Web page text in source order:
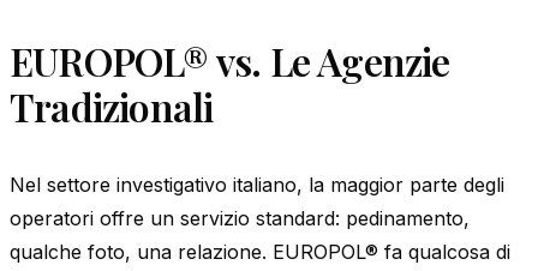
EUROPOL® vs. Le Agenzie
Tradizionali
Nel settore investigativo italiano, la maggior parte degli
operatori offre un servizio standard: pedinamento,
qualche foto, una relazione. EUROPOL® fa qualcosa di